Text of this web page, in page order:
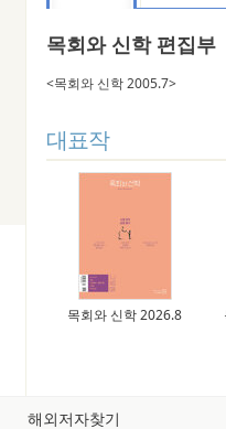
목회와 신학 편집부
<목회와 신학 2005.7>
대표작
목회와 신학 2026.8
해외저자찾기